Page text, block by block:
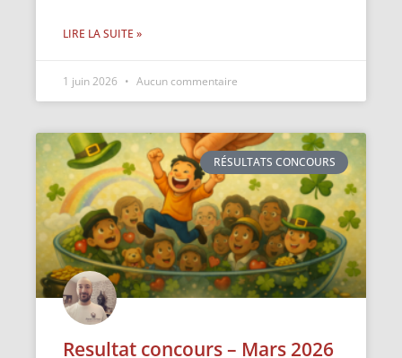
LIRE LA SUITE »
1 juin 2026 Aucun commentaire
RÉSULTATS CONCOURS
Resultat concours – Mars 2026